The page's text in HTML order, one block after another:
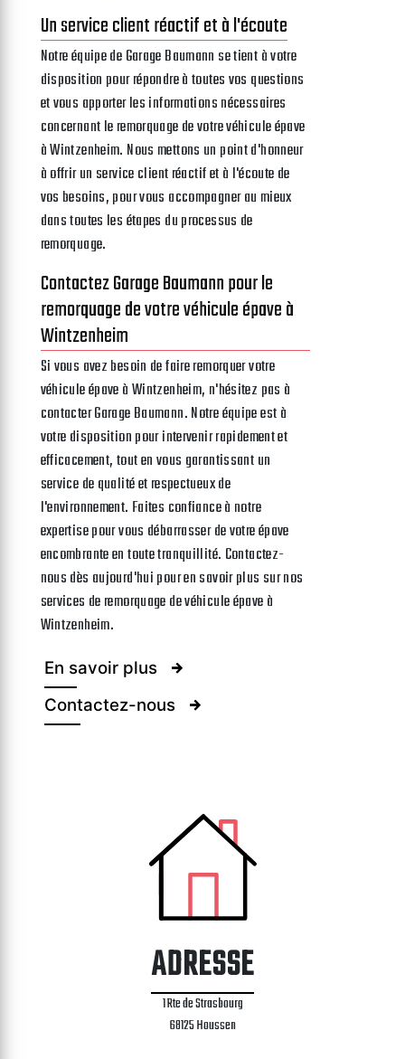
Un service client réactif et à l'écoute
Notre équipe de Garage Baumann se tient à votre
disposition pour répondre à toutes vos questions
et vous apporter les informations nécessaires
concernant le remorquage de votre véhicule épave
à Wintzenheim. Nous mettons un point d'honneur
à offrir un service client réactif et à l'écoute de
vos besoins, pour vous accompagner au mieux
dans toutes les étapes du processus de
remorquage.
Contactez Garage Baumann pour le
remorquage de votre véhicule épave à
Wintzenheim
Si vous avez besoin de faire remorquer votre
véhicule épave à Wintzenheim, n'hésitez pas à
contacter Garage Baumann. Notre équipe est à
votre disposition pour intervenir rapidement et
efficacement, tout en vous garantissant un
service de qualité et respectueux de
l'environnement. Faites confiance à notre
expertise pour vous débarrasser de votre épave
encombrante en toute tranquillité. Contactez-
nous dès aujourd'hui pour en savoir plus sur nos
services de remorquage de véhicule épave à
Wintzenheim.
En savoir plus
Contactez-nous
ADRESSE
1 Rte de Strasbourg
68125 Houssen